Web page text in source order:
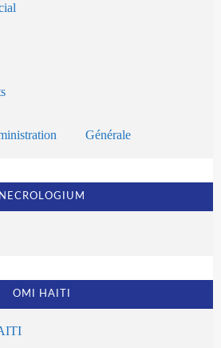
Générale
NECROLOGIUM
OMI HAITI